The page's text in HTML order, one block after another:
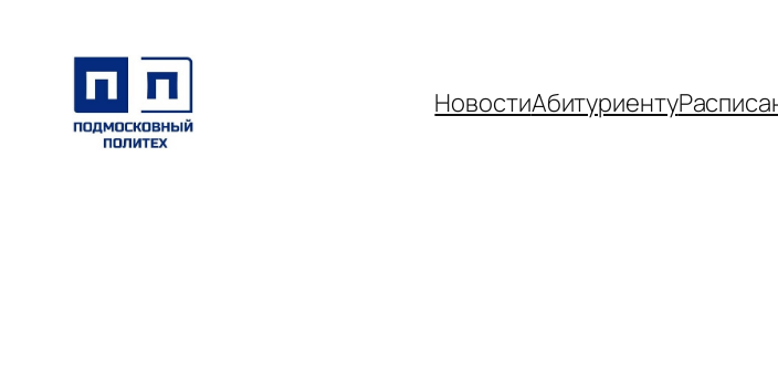
содержимому
НовостиАбитуриенту